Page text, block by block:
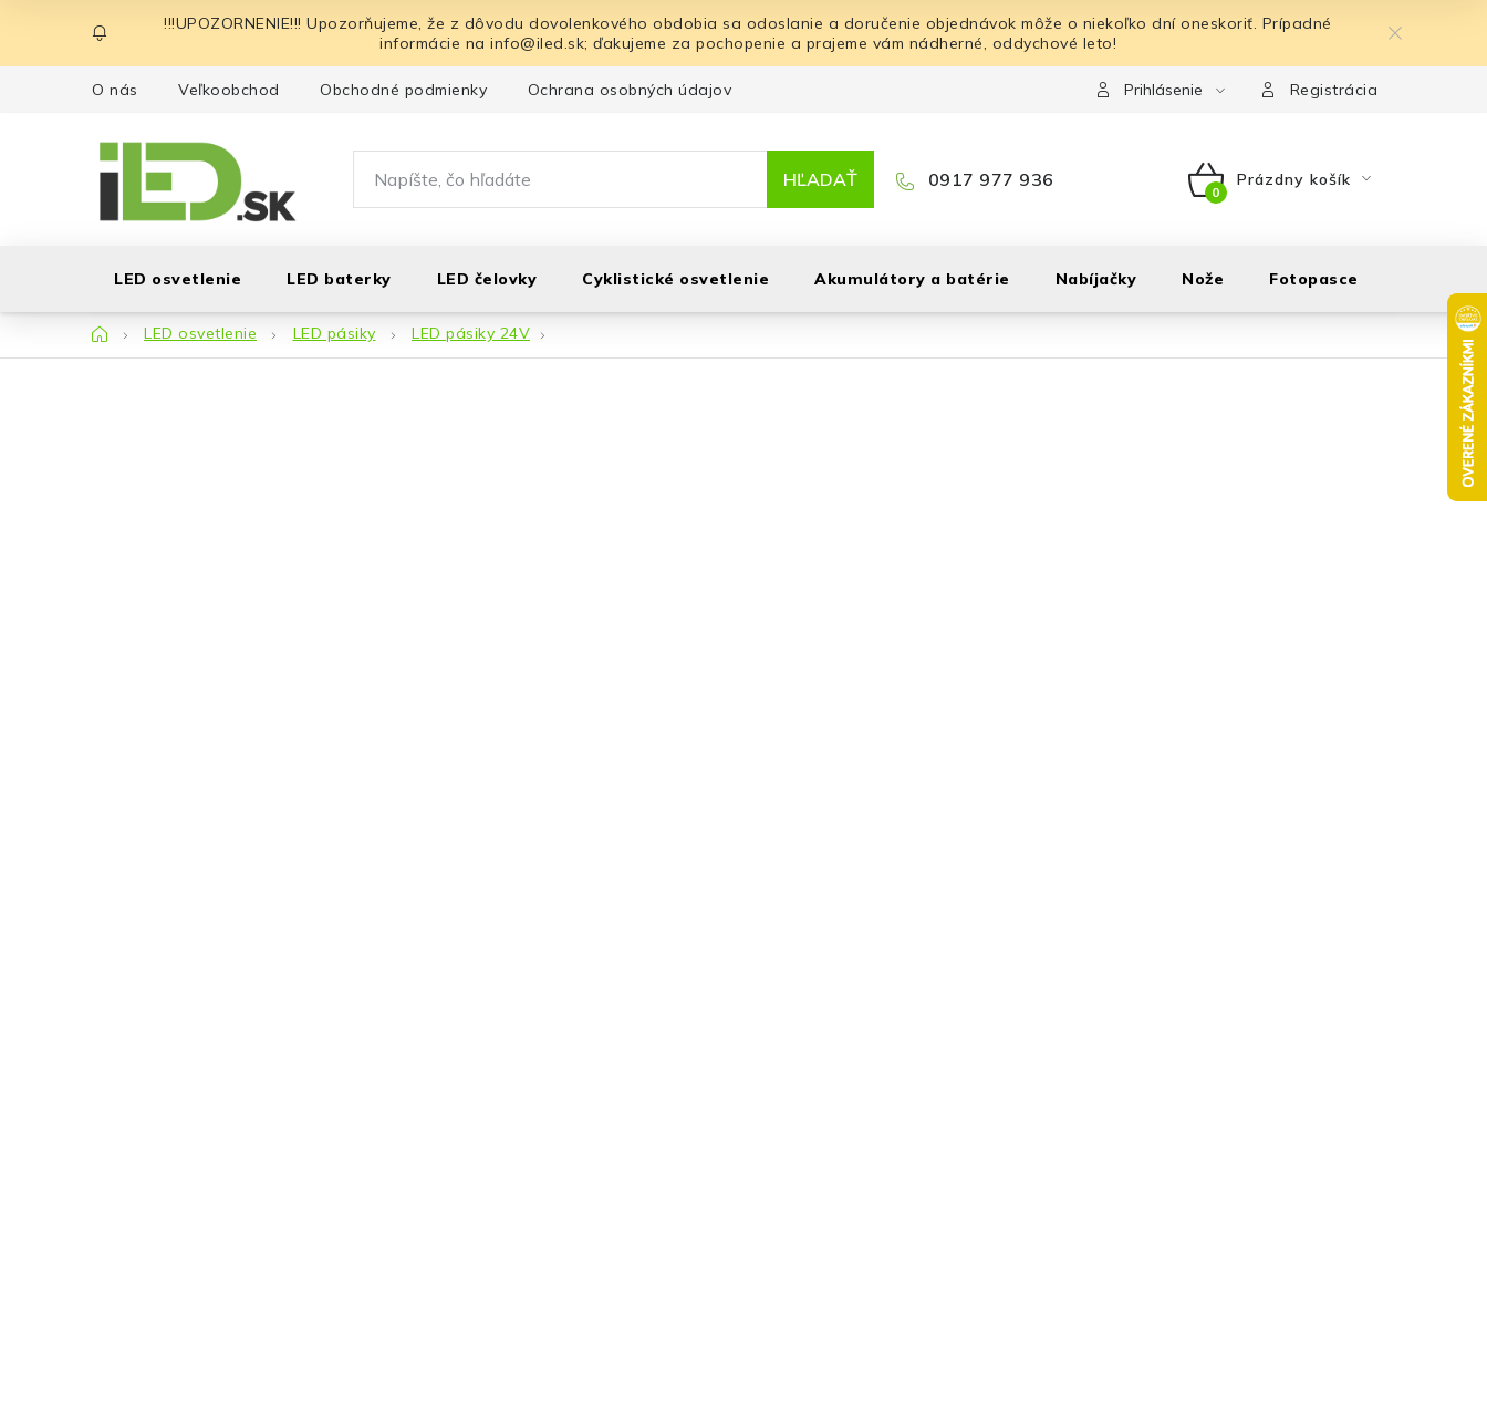
obsah
!!!UPOZORNENIE!!! Upozorňujeme, že z dôvodu dovolenkového obdobia sa odoslanie a doručenie objednávok môže o niekoľko dní oneskoriť. Prípadné
informácie na info@iled.sk; ďakujeme za pochopenie a prajeme vám nádherné, oddychové leto!
O nás Veľkoobchod Obchodné podmienky Ochrana osobných údajov Prihlásenie Registrácia
HĽADAŤ 0917 977 936
NÁKUPNÝ
Prázdny košík
LED osvetlenie LED baterky LED čelovky Cyklistické osvetlenie Akumulátory a batérie Nabíjačky Nože Fotopasce
DomovLED osvetlenie LED pásiky LED pásiky 24V